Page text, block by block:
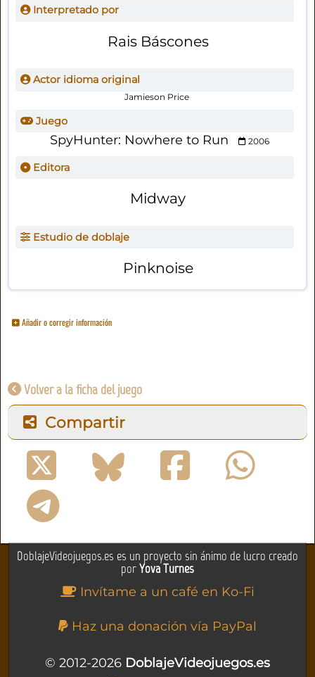
Interpretado por
Rais Báscones
Actor idioma original
Jamieson Price
Juego
SpyHunter: Nowhere to Run 2006
Editora
Midway
Estudio de doblaje
Pinknoise
Añadir o corregir información
Volver a la ficha del juego
Compartir
DoblajeVideojuegos.es es un proyecto sin ánimo de lucro creado
porYova Turnes
Invítame a un café en Ko-Fi
Haz una donación vía PayPal
© 2012-2026 DoblajeVideojuegos.es